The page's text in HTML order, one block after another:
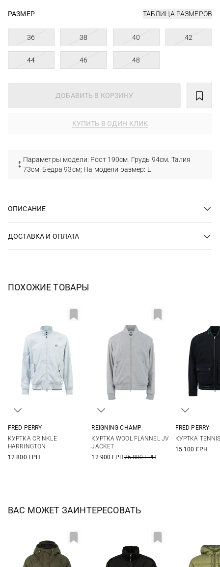
РАЗМЕР ТАБЛИЦА РАЗМЕРОВ
36 38 40 42
44 46 48
ДОБАВИТЬ В КОРЗИНУ
КУПИТЬ В ОДИН КЛИК
Параметры модели: Рост 190см. Грудь 94см. Талия
73см. Бедра 93см; На модели размер: L
ОПИСАНИЕ
ДОСТАВКА И ОПЛАТА
ПОХОЖИЕ ТОВАРЫ
FRED PERRY
КУРТКА CRINKLE
HARRINGTON
12 800 ГРН
REIGNING CHAMP
КУРТКА WOOL FLANNEL JV
JACKET
12 900 ГРН25 800 ГРН
FRED PERRY
КУРТКА
15 100 ГРН
ВАС МОЖЕТ ЗАИНТЕРЕСОВАТЬ